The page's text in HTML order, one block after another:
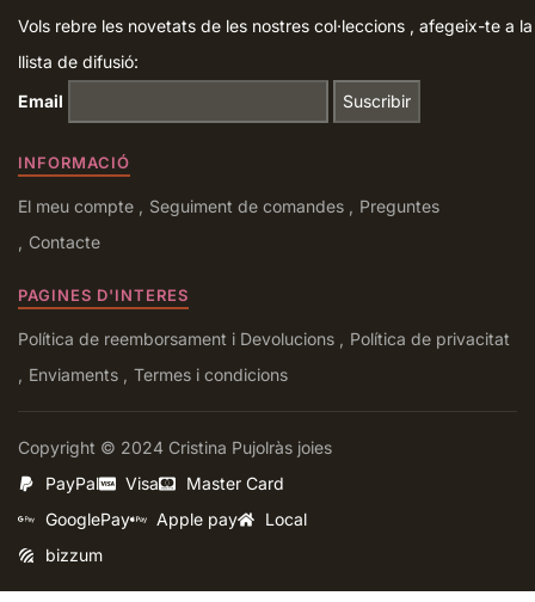
Vols rebre les novetats de les nostres col·leccions , afegeix-te a la
llista de difusió:
Email
INFORMACIÓ
El meu compte Seguiment de comandes
Preguntes
Contacte
PAGINES D'INTERES
Política de reemborsament i Devolucions
Política de privacitat
Enviaments
Termes i condicions
Copyright © 2024 Cristina Pujolràs joies
PayPal
Visa
Master Card
GooglePay
Apple pay
Local
bizzum